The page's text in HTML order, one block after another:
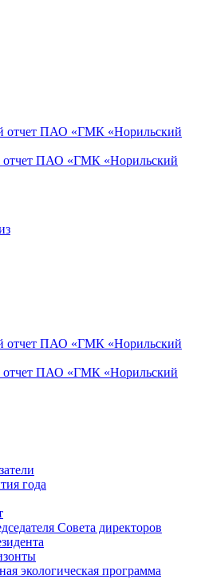
отчет ПАО «ГМК «Норильский
отчет ПАО «ГМК «Норильский
отчет ПАО «ГМК «Норильский
отчет ПАО «ГМК «Норильский
года
Совета директоров
экологическая программа